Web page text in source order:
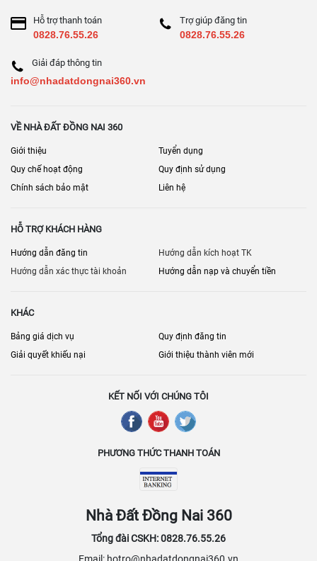
Hỗ trợ thanh toán
0828.76.55.26
Trợ giúp đăng tin
0828.76.55.26
Giải đáp thông tin
info@nhadatdongnai360.vn
VỀ NHÀ ĐẤT ĐỒNG NAI 360
Giới thiệu
Tuyển dụng
Quy chế hoạt động
Quy định sử dụng
Chính sách bảo mật
Liên hệ
HỖ TRỢ KHÁCH HÀNG
Hướng dẫn đăng tin
Hướng dẫn kích hoạt TK
Hướng dẫn xác thực tài khoản
Hướng dẫn nạp và chuyển tiền
KHÁC
Bảng giá dịch vụ
Quy định đăng tin
Giải quyết khiếu nại
Giới thiệu thành viên mới
KẾT NỐI VỚI CHÚNG TÔI
PHƯƠNG THỨC THANH TOÁN
Nhà Đất Đồng Nai 360
Tổng đài CSKH: 0828.76.55.26